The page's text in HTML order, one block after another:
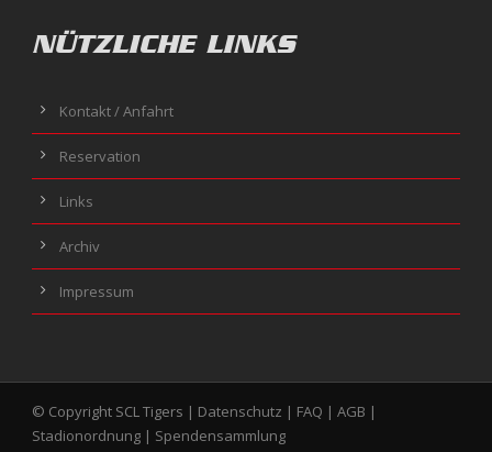
NÜTZLICHE LINKS
Kontakt / Anfahrt
Reservation
Links
Archiv
Impressum
© Copyright SCL Tigers | Datenschutz | FAQ | AGB |
Stadionordnung | Spendensammlung